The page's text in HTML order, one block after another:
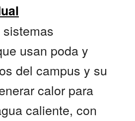
usan poda y
del campus y su
calor para
caliente, con